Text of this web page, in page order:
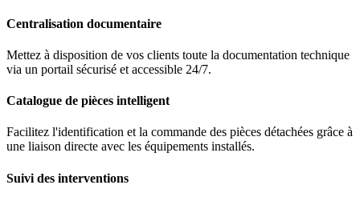
Centralisation documentaire
Mettez à disposition de vos clients toute la documentation technique
via un portail sécurisé et accessible 24/7.
Catalogue de pièces intelligent
Facilitez l'identification et la commande des pièces détachées grâce à
une liaison directe avec les équipements installés.
Suivi des interventions